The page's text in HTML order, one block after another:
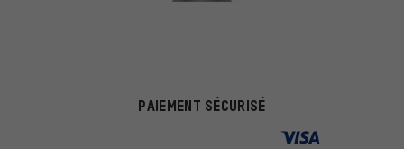
PAIEMENT SÉCURISÉ